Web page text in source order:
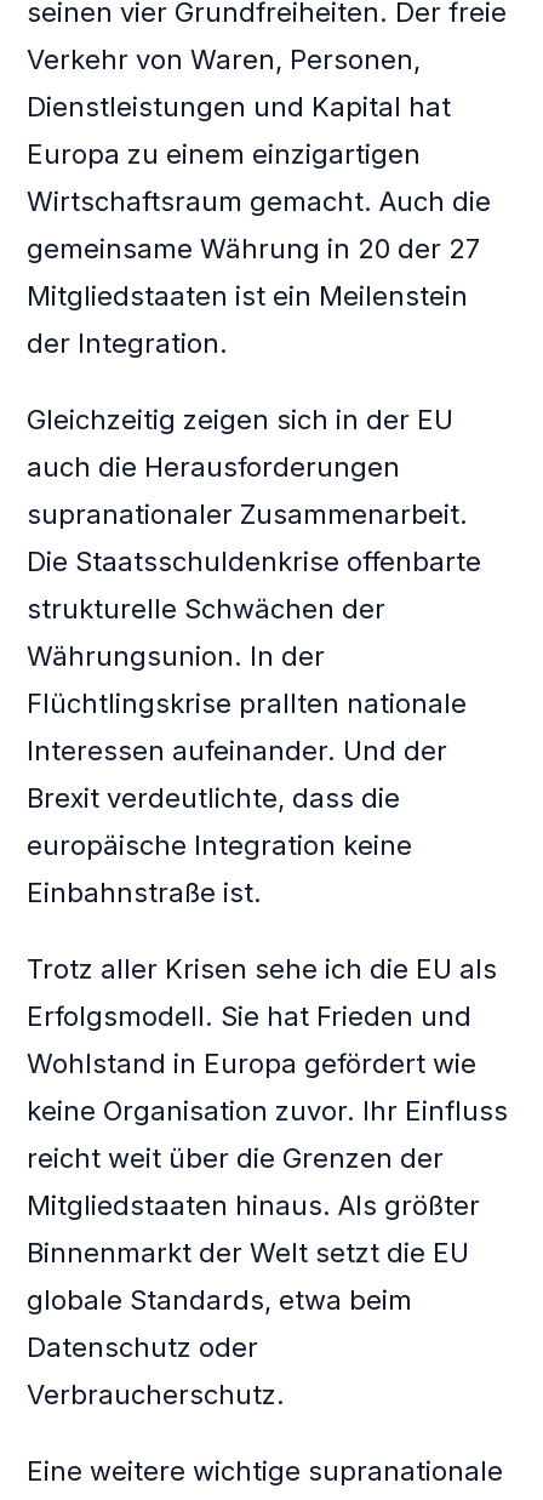
seinen vier Grundfreiheiten. Der freie
Verkehr von Waren, Personen,
Dienstleistungen und Kapital hat
Europa zu einem einzigartigen
Wirtschaftsraum gemacht. Auch die
gemeinsame Währung in 20 der 27
Mitgliedstaaten ist ein Meilenstein
der Integration.
Gleichzeitig zeigen sich in der EU
auch die Herausforderungen
supranationaler Zusammenarbeit.
Die Staatsschuldenkrise offenbarte
strukturelle Schwächen der
Währungsunion. In der
Flüchtlingskrise prallten nationale
Interessen aufeinander. Und der
Brexit verdeutlichte, dass die
europäische Integration keine
Einbahnstraße ist.
Trotz aller Krisen sehe ich die EU als
Erfolgsmodell. Sie hat Frieden und
Wohlstand in Europa gefördert wie
keine Organisation zuvor. Ihr Einfluss
reicht weit über die Grenzen der
Mitgliedstaaten hinaus. Als größter
Binnenmarkt der Welt setzt die EU
globale Standards, etwa beim
Datenschutz oder
Verbraucherschutz.
Eine weitere wichtige supranationale